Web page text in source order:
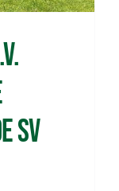
sv